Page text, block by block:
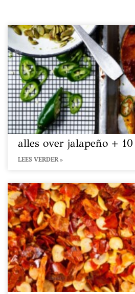
alles over jalapeño +
LEES VERDER »